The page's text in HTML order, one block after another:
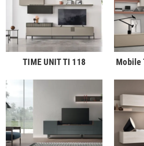
TIME UNIT TI 118 Mobile